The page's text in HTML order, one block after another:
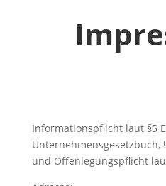
Informationspflicht laut §5
Unternehmensgesetzbuch,
und Offenlegungspflicht